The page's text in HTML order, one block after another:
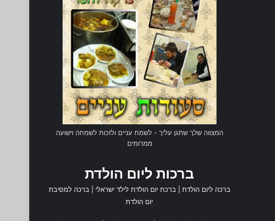
המצווה שלך שתגן עליך - לשמח עניים ולזכות לשמחה וישועה
ממרומים
ברכות ליום הולדת
ברכה ליום הולדת ברכת יום הולדת לילד ישראלי
ברכה למסיבת
יום הולדת